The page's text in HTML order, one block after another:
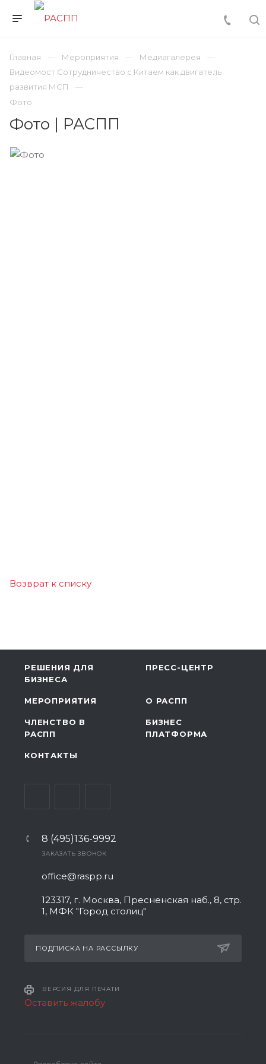
Главная Мероприятия
Медиагалерея
Видеомост Сотрудничество с Китаем как двигатель
развития МСП
Фото
Фото | РАСПП
Возврат к списку
РЕШЕНИЯ ДЛЯ
БИЗНЕСА
ПРЕСС-ЦЕНТР
МЕРОПРИЯТИЯ О РАСПП
ЧЛЕНСТВО В
РАСПП
БИЗНЕС
ПЛАТФОРМА
КОНТАКТЫ
8 (495)136-9992
ЗАКАЗАТЬ ЗВОНОК
office@raspp.ru
123317, г. Москва, Пресненская наб., 8, стр.
1, МФК "Город столиц"
ПОДПИСКА НА РАССЫЛКУ
ВЕРСИЯ ДЛЯ ПЕЧАТИ
Оставить жалобу